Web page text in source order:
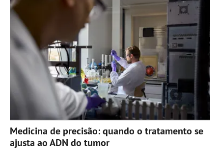
Medicina de precisão: quando o tratamento se
ajusta ao ADN do tumor